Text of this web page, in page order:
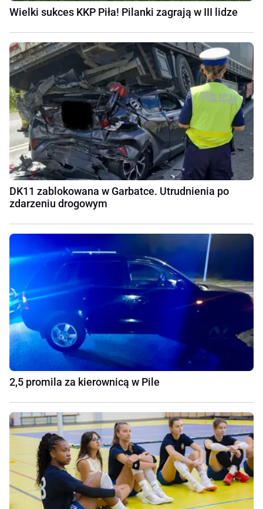
Wielki sukces KKP Piła! Pilanki zagrają w III lidze
DK11 zablokowana w Garbatce. Utrudnienia po
zdarzeniu drogowym
2,5 promila za kierownicą w Pile